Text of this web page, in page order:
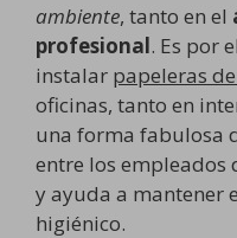
ambiente, tanto en el
profesional. Es por
instalar papeleras
oficinas, tanto en
una forma fabulosa
entre los empleados
y ayuda a mantener
higiénico.